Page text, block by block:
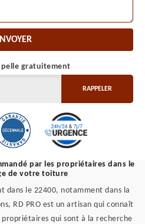
gratuitement
par les propriétaires dans le
de votre toiture
dans le 22400, notamment dans la
RD PRO est un artisan qui connaît
propriétaires qui sont à la recherche